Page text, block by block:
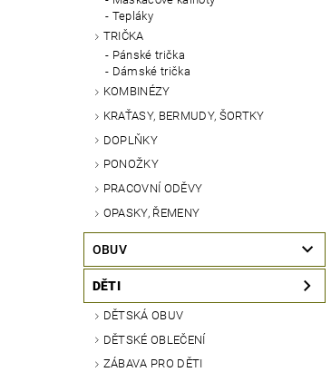
Tepláky
TRIČKA
Pánské trička
Dámské trička
KOMBINÉZY
KRAŤASY, BERMUDY, ŠORTKY
DOPLŇKY
PONOŽKY
PRACOVNÍ ODĚVY
OPASKY, ŘEMENY
OBUV
DĚTI
DĚTSKÁ OBUV
DĚTSKÉ OBLEČENÍ
ZÁBAVA PRO DĚTI